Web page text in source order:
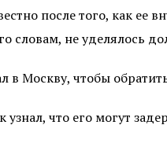
после того, как ее
словам, не уделялось
в Москву, чтобы
что его могут